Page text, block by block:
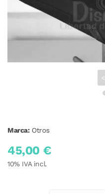
<
Marca: Otros
45,00 €
10% IVA incl.